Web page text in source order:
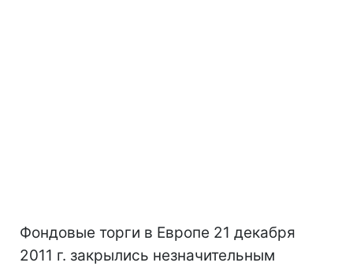
Фондовые торги в Европе 21 декабря
2011 г. закрылись незначительным